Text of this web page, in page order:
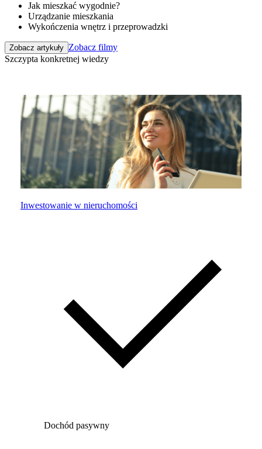
Jak mieszkać wygodnie?
Urządzanie mieszkania
Wykończenia wnętrz i przeprowadzki
Zobacz artykuły Zobacz filmy
Szczypta konkretnej wiedzy
Inwestowanie w nieruchomości
Dochód pasywny